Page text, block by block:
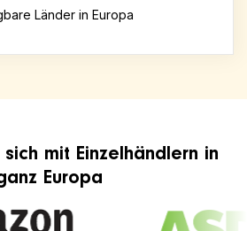
Länder in Europa
mit Einzelhändlern in
Europa